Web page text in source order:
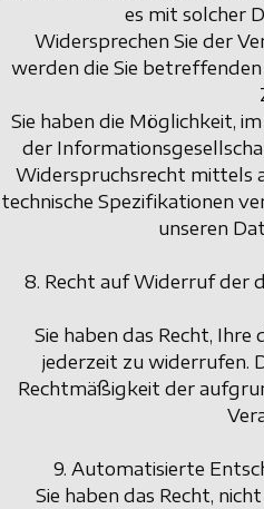
es mit solcher
Widersprechen Sie der
werden die Sie
Sie haben die Möglichkeit,
der
Widerspruchsrecht mittels
technische Spezifikationen
unseren
8. Recht auf Widerruf der
Sie haben das Recht,
jederzeit zu widerrufen.
Rechtmäßigkeit der
9. Automatisierte
Sie haben das Recht,